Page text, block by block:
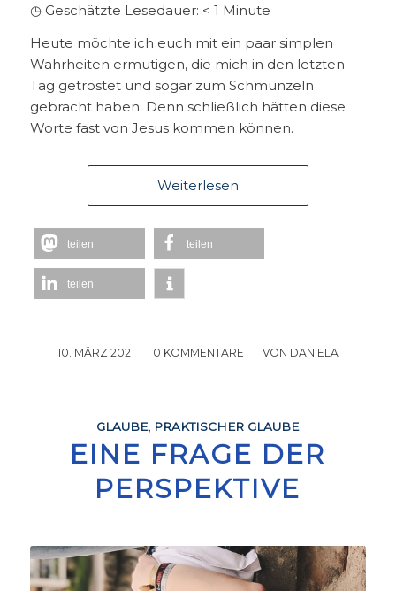
◷ Geschätzte Lesedauer: < 1 Minute
Heute möchte ich euch mit ein paar simplen
Wahrheiten ermutigen, die mich in den letzten
Tag getröstet und sogar zum Schmunzeln
gebracht haben. Denn schließlich hätten diese
Worte fast von Jesus kommen können.
Weiterlesen
teilen teilen
teilen
10. MÄRZ 2021
/ 0 KOMMENTARE
/ VON DANIELA
GLAUBE, PRAKTISCHER GLAUBE
EINE FRAGE DER
PERSPEKTIVE